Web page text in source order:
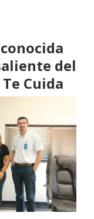
del
Cuida